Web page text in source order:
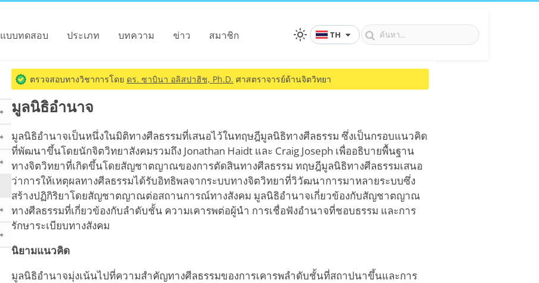
แบบทดสอบ ประเภท บทความ ข่าว สมาชิก TH
ตรวจสอบทางวิชาการโดย ดร. ซาบินา อลิสปาฮิช, Ph.D. ศาสตราจารย์ด้านจิตวิทยา
มูลนิธิอำนาจ
มูลนิธิอำนาจเป็นหนึ่งในมิติทางศีลธรรมที่เสนอไว้ในทฤษฎีมูลนิธิทางศีลธรรม ซึ่งเป็นกรอบแนวคิด
ที่พัฒนาขึ้นโดยนักจิตวิทยาสังคมรวมถึง Jonathan Haidt และ Craig Joseph เพื่ออธิบายพื้นฐาน
ทางจิตวิทยาที่เกิดขึ้นโดยสัญชาตญาณของการตัดสินทางศีลธรรม ทฤษฎีมูลนิธิทางศีลธรรมเสนอ
ว่าการให้เหตุผลทางศีลธรรมได้รับอิทธิพลจากระบบทางจิตวิทยาที่วิวัฒนาการมาหลายระบบซึ่ง
สร้างปฏิกิริยาโดยสัญชาตญาณต่อสถานการณ์ทางสังคม มูลนิธิอำนาจเกี่ยวข้องกับสัญชาตญาณ
ทางศีลธรรมที่เกี่ยวข้องกับลำดับชั้น ความเคารพต่อผู้นำ การเชื่อฟังอำนาจที่ชอบธรรม และการ
รักษาระเบียบทางสังคม
นิยามแนวคิด
มูลนิธิอำนาจมุ่งเน้นไปที่ความสำคัญทางศีลธรรมของการเคารพลำดับชั้นที่สถาปนาขึ้นและการ